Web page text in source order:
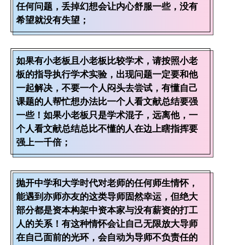
任何问题，丢掉幻想会让内心舒服一些，没有
希望就没有失望；
如果有小老板且小老板比较学术，请按照小老
板的指导执行学术实验，出现问题一定要和他
一起解决，不要一个人闷头去尝试，有懂自己
课题的人帮忙想办法比一个人看文献总结要强
一些！如果小老板只是学术混子，远离他，一
个人看文献总结总比不懂的人在边上瞎指挥要
强上一千倍；
抛开中学和大学时代对老师的任何师生情怀，
能遇到亦师亦友的这类导师固然幸运，但绝大
部分都是资本构架中资本家与没有薪资的打工
人的关系！有这种情怀会让自己无限放大导师
在自己面前的光环，会自动为导师不负责任的